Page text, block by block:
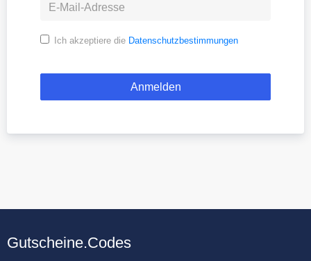
Ich akzeptiere die Datenschutzbestimmungen
Gutscheine.Codes